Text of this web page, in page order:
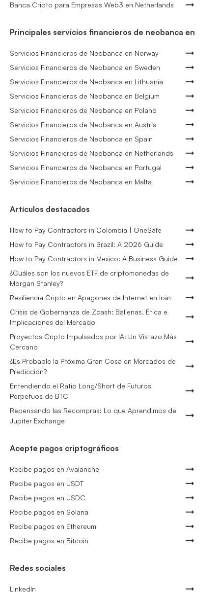
Banca Cripto para Empresas Web3 en Netherlands
Principales servicios financieros de neobanca en
Servicios Financieros de Neobanca en Norway
Servicios Financieros de Neobanca en Sweden
Servicios Financieros de Neobanca en Lithuania
Servicios Financieros de Neobanca en Belgium
Servicios Financieros de Neobanca en Poland
Servicios Financieros de Neobanca en Austria
Servicios Financieros de Neobanca en Spain
Servicios Financieros de Neobanca en Netherlands
Servicios Financieros de Neobanca en Portugal
Servicios Financieros de Neobanca en Malta
Artículos destacados
How to Pay Contractors in Colombia | OneSafe
How to Pay Contractors in Brazil: A 2026 Guide
How to Pay Contractors in Mexico: A Business Guide
¿Cuáles son los nuevos ETF de criptomonedas de
Morgan Stanley?
Resiliencia Cripto en Apagones de Internet en Irán
Crisis de Gobernanza de Zcash: Ballenas, Ética e
Implicaciones del Mercado
Proyectos Cripto Impulsados por IA: Un Vistazo Más
Cercano
¿Es Probable la Próxima Gran Cosa en Mercados de
Predicción?
Entendiendo el Ratio Long/Short de Futuros
Perpetuos de BTC
Repensando las Recompras: Lo que Aprendimos de
Jupiter Exchange
Acepte pagos criptográficos
Recibe pagos en Avalanche
Recibe pagos en USDT
Recibe pagos en USDC
Recibe pagos en Solana
Recibe pagos en Ethereum
Recibe pagos en Bitcoin
Redes sociales
LinkedIn